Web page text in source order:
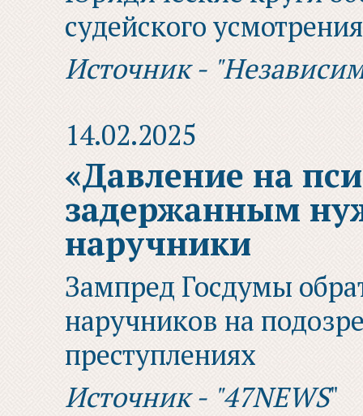
судейского усмотрения
Источник -
14.02.2025
«Давление на
задержанным
наручники
Зампред Госдумы
наручников на
преступлениях
Источник - "47NEWS"